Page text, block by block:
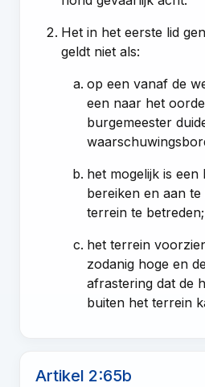
Het in het eerste lid
geldt niet als:
op een vanaf de
een naar het
burgemeester
het mogelijk is een
bereiken en aan
terrein te
het terrein
zodanig hoge en
afrastering dat de
buiten het terrein
Artikel 2:65b